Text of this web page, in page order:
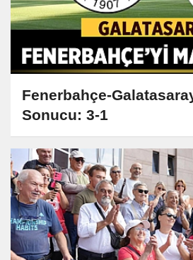
Fenerbahçe-
Sonucu: 3-1